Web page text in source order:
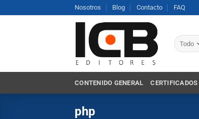
al
Nosotros Blog Contacto FAQ
CONTENIDO GENERAL
php